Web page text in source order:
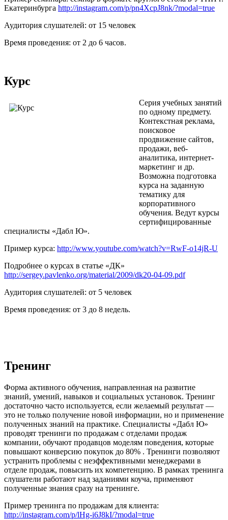
Екатеринбурга http://instagram.com/p/pn4XcpJ8nk/?modal=true
Аудитория слушателей: от 15 человек
Время проведения: от 2 до 6 часов.
Курс
Серия учебных занятий
по одному предмету.
Контекстная реклама,
поисковое
продвижение сайтов,
продажи, веб-
аналитика, интернет-
маркетинг и др.
Возможна подготовка
курса на заданную
тематику для
корпоративного
обучения. Ведут курсы
сертифицированные
специалисты «Дабл Ю».
Пример курса: http://www.youtube.com/watch?v=RwF-o14jR-U
Подробнее о курсах в статье «ДК»
http://sergey.pavlenko.org/material/2009/dk20-04-09.pdf
Аудитория слушателей: от 5 человек
Время проведения: от 3 до 8 недель.
Тренинг
Форма активного обучения, направленная на развитие
знаний, умений, навыков и социальных установок. Тренинг
достаточно часто используется, если желаемый результат —
это не только получение новой информации, но и применение
полученных знаний на практике. Специалисты «Дабл Ю»
проводят тренинги по продажам с отделами продаж
компании, обучают продавцов моделям поведения, которые
повышают конверсию покупок до 80% . Тренинги позволяют
устранить проблемы с неэффективными менеджерами в
отделе продаж, повысить их компетенцию. В рамках тренинга
слушатели работают над заданиями коуча, применяют
полученные знания сразу на тренинге.
Пример тренинга по продажам для клиента:
http://instagram.com/p/lHg-i6J8kI/?modal=true